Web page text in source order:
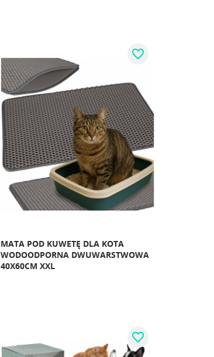
MATA POD KUWETĘ DLA KOTA
WODOODPORNA DWUWARSTWOWA
40X60CM XXL
favorite_border
favorite_border